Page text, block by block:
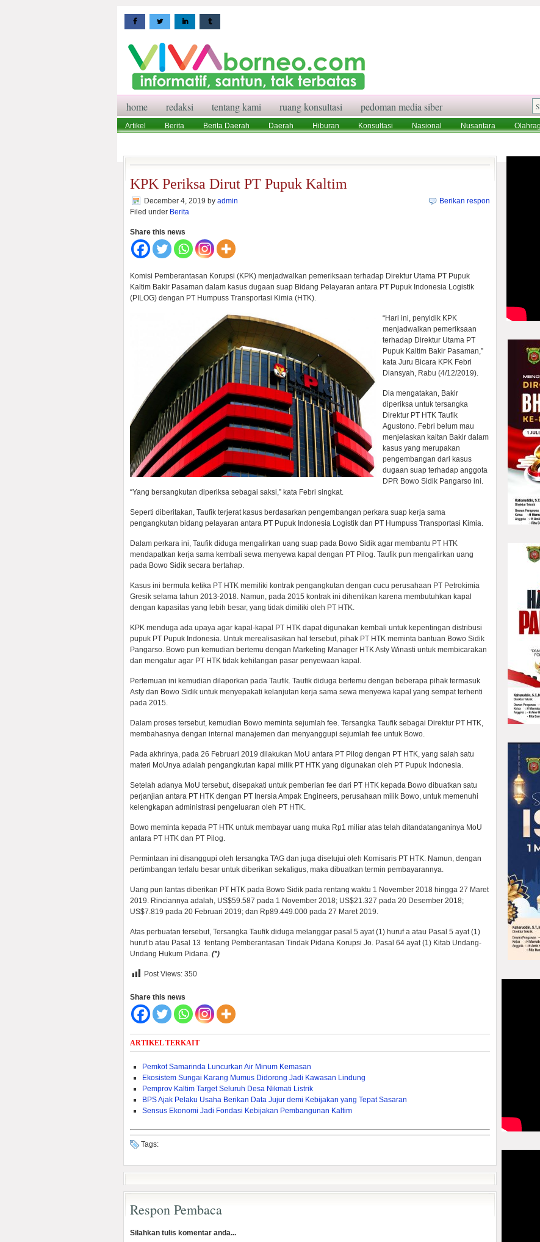
home redaksi tentang kami ruang konsultasi pedoman media siber
Artikel Berita Berita Daerah Daerah Hiburan Konsultasi Nasional Nusantara
KPK Periksa Dirut PT Pupuk Kaltim
December 4, 2019 by admin
Filed under Berita
Berikan respon
Share this news
Komisi Pemberantasan Korupsi (KPK) menjadwalkan pemeriksaan terhadap Direktur Utama PT Pupuk
Kaltim Bakir Pasaman dalam kasus dugaan suap Bidang Pelayaran antara PT Pupuk Indonesia Logistik
(PILOG) dengan PT Humpuss Transportasi Kimia (HTK).
“Hari ini, penyidik KPK
menjadwalkan pemeriksaan
terhadap Direktur Utama PT
Pupuk Kaltim Bakir Pasaman,”
kata Juru Bicara KPK Febri
Diansyah, Rabu (4/12/2019).
Dia mengatakan, Bakir
diperiksa untuk tersangka
Direktur PT HTK Taufik
Agustono. Febri belum mau
menjelaskan kaitan Bakir dalam
kasus yang merupakan
pengembangan dari kasus
dugaan suap terhadap anggota
DPR Bowo Sidik Pangarso ini.
“Yang bersangkutan diperiksa sebagai saksi,” kata Febri singkat.
Seperti diberitakan, Taufik terjerat kasus berdasarkan pengembangan perkara suap kerja sama
pengangkutan bidang pelayaran antara PT Pupuk Indonesia Logistik dan PT Humpuss Transportasi Kimia.
Dalam perkara ini, Taufik diduga mengalirkan uang suap pada Bowo Sidik agar membantu PT HTK
mendapatkan kerja sama kembali sewa menyewa kapal dengan PT Pilog. Taufik pun mengalirkan uang
pada Bowo Sidik secara bertahap.
Kasus ini bermula ketika PT HTK memiliki kontrak pengangkutan dengan cucu perusahaan PT Petrokimia
Gresik selama tahun 2013-2018. Namun, pada 2015 kontrak ini dihentikan karena membutuhkan kapal
dengan kapasitas yang lebih besar, yang tidak dimiliki oleh PT HTK.
KPK menduga ada upaya agar kapal-kapal PT HTK dapat digunakan kembali untuk kepentingan distribusi
pupuk PT Pupuk Indonesia. Untuk merealisasikan hal tersebut, pihak PT HTK meminta bantuan Bowo Sidik
Pangarso. Bowo pun kemudian bertemu dengan Marketing Manager HTK Asty Winasti untuk membicarakan
dan mengatur agar PT HTK tidak kehilangan pasar penyewaan kapal.
Pertemuan ini kemudian dilaporkan pada Taufik. Taufik diduga bertemu dengan beberapa pihak termasuk
Asty dan Bowo Sidik untuk menyepakati kelanjutan kerja sama sewa menyewa kapal yang sempat terhenti
pada 2015.
Dalam proses tersebut, kemudian Bowo meminta sejumlah fee. Tersangka Taufik sebagai Direktur PT HTK,
membahasnya dengan internal manajemen dan menyanggupi sejumlah fee untuk Bowo.
Pada akhrinya, pada 26 Februari 2019 dilakukan MoU antara PT Pilog dengan PT HTK, yang salah satu
materi MoUnya adalah pengangkutan kapal milik PT HTK yang digunakan oleh PT Pupuk Indonesia.
Setelah adanya MoU tersebut, disepakati untuk pemberian fee dari PT HTK kepada Bowo dibuatkan satu
perjanjian antara PT HTK dengan PT Inersia Ampak Engineers, perusahaan milik Bowo, untuk memenuhi
kelengkapan administrasi pengeluaran oleh PT HTK.
Bowo meminta kepada PT HTK untuk membayar uang muka Rp1 miliar atas telah ditandatanganinya MoU
antara PT HTK dan PT Pilog.
Permintaan ini disanggupi oleh tersangka TAG dan juga disetujui oleh Komisaris PT HTK. Namun, dengan
pertimbangan terlalu besar untuk diberikan sekaligus, maka dibuatkan termin pembayarannya.
Uang pun lantas diberikan PT HTK pada Bowo Sidik pada rentang waktu 1 November 2018 hingga 27 Maret
2019. Rinciannya adalah, US$59.587 pada 1 November 2018; US$21.327 pada 20 Desember 2018;
US$7.819 pada 20 Februari 2019; dan Rp89.449.000 pada 27 Maret 2019.
Atas perbuatan tersebut, Tersangka Taufik diduga melanggar pasal 5 ayat (1) huruf a atau Pasal 5 ayat (1)
huruf b atau Pasal 13 tentang Pemberantasan Tindak Pidana Korupsi Jo. Pasal 64 ayat (1) Kitab Undang-
Undang Hukum Pidana. (*)
Post Views: 350
Share this news
ARTIKEL TERKAIT
Pemkot Samarinda Luncurkan Air Minum Kemasan
Ekosistem Sungai Karang Mumus Didorong Jadi Kawasan Lindung
Pemprov Kaltim Target Seluruh Desa Nikmati Listrik
BPS Ajak Pelaku Usaha Berikan Data Jujur demi Kebijakan yang Tepat Sasaran
Sensus Ekonomi Jadi Fondasi Kebijakan Pembangunan Kaltim
Tags:
Respon Pembaca
Silahkan tulis komentar anda...